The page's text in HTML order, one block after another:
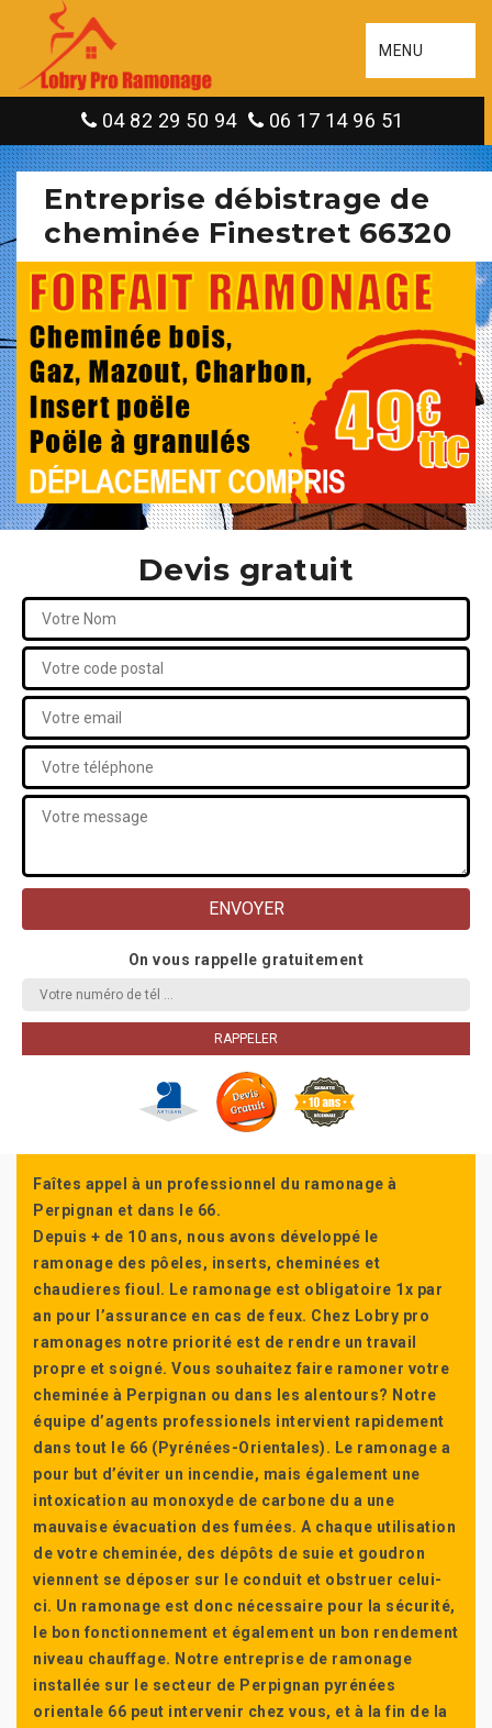
MENU
04 82 29 50 94 06 17 14 96 51
Entreprise débistrage de
cheminée Finestret 66320
Devis gratuit
On vous rappelle gratuitement
Faîtes appel à un professionnel du ramonage à
Perpignan et dans le 66.
Depuis + de 10 ans, nous avons développé le
ramonage des pôeles, inserts, cheminées et
chaudieres fioul. Le ramonage est obligatoire 1x par
an pour l’assurance en cas de feux. Chez Lobry pro
ramonages notre priorité est de rendre un travail
propre et soigné. Vous souhaitez faire ramoner votre
cheminée à Perpignan ou dans les alentours? Notre
équipe d’agents professionels intervient rapidement
dans tout le 66 (Pyrénées-Orientales). Le ramonage a
pour but d’éviter un incendie, mais également une
intoxication au monoxyde de carbone du a une
mauvaise évacuation des fumées. A chaque utilisation
de votre cheminée, des dépôts de suie et goudron
viennent se déposer sur le conduit et obstruer celui-
ci. Un ramonage est donc nécessaire pour la sécurité,
le bon fonctionnement et également un bon rendement
niveau chauffage. Notre entreprise de ramonage
installée sur le secteur de Perpignan pyrénées
orientale 66 peut intervenir chez vous, et à la fin de la